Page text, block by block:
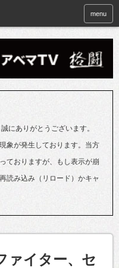
menu
にありがとうございます。
象が発生しております。当方
ておりますが、もし表示が崩
読み込み（リロード）かキャ
ァイター、セ